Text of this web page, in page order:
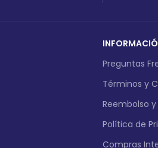
Preguntas
Términos y
Reembolso
Política de
Compras